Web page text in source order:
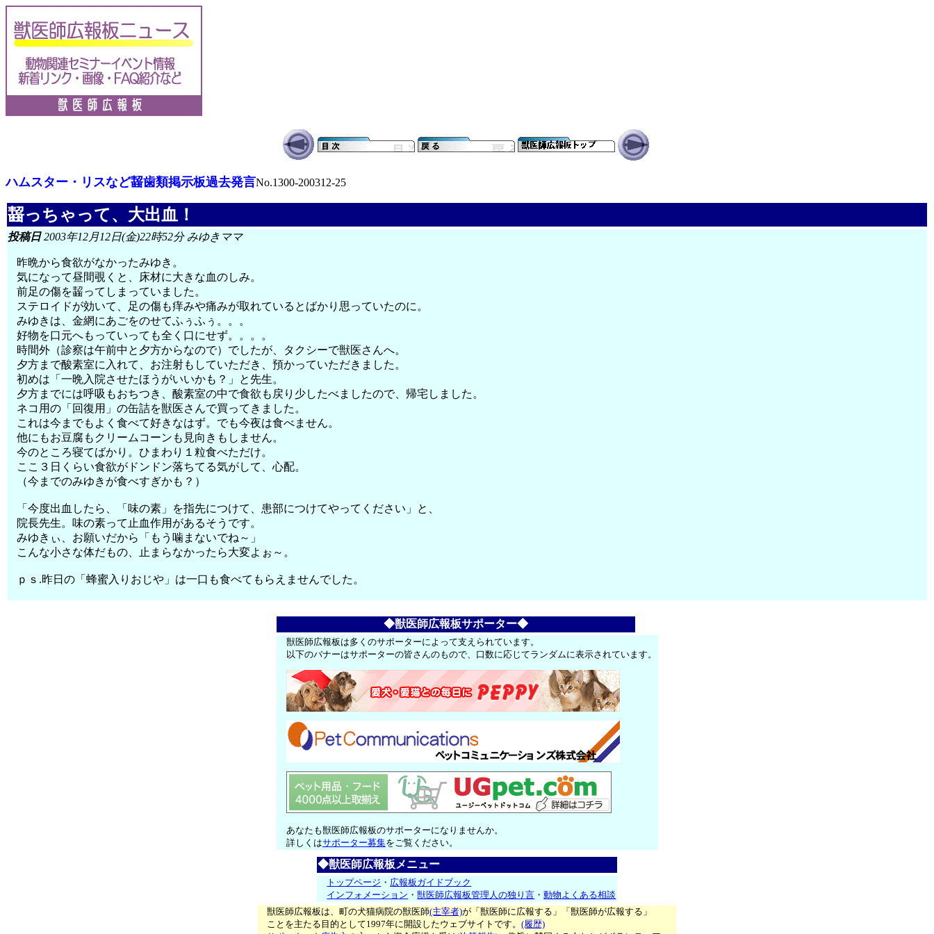
ハムスター・リスなど齧歯類掲示板過去発言No.1300-200312-25
齧っちゃって、大出血！
投稿日2003年12月12日(金)22時52分 みゆきママ
昨晩から食欲がなかったみゆき。
気になって昼間覗くと、床材に大きな血のしみ。
前足の傷を齧ってしまっていました。
ステロイドが効いて、足の傷も痒みや痛みが取れているとばかり思っていたのに。
みゆきは、金網にあごをのせてふぅふぅ。。。
好物を口元へもっていっても全く口にせず。。。。
時間外（診察は午前中と夕方からなので）でしたが、タクシーで獣医さんへ。
夕方まで酸素室に入れて、お注射もしていただき、預かっていただきました。
初めは「一晩入院させたほうがいいかも？」と先生。
夕方までには呼吸もおちつき、酸素室の中で食欲も戻り少したべましたので、帰宅しました。
ネコ用の「回復用」の缶詰を獣医さんで買ってきました。
これは今までもよく食べて好きなはず。でも今夜は食べません。
他にもお豆腐もクリームコーンも見向きもしません。
今のところ寝てばかり。ひまわり１粒食べただけ。
ここ３日くらい食欲がドンドン落ちてる気がして、心配。
（今までのみゆきが食べすぎかも？）
「今度出血したら、「味の素」を指先につけて、患部につけてやってください」と、
院長先生。味の素って止血作用があるそうです。
みゆきぃ、お願いだから「もう噛まないでね～」
こんな小さな体だもの、止まらなかったら大変よぉ～。
ｐｓ.昨日の「蜂蜜入りおじや」は一口も食べてもらえませんでした。
◆獣医師広報板サポーター◆
獣医師広報板は多くのサポーターによって支えられています。
以下のバナーはサポーターの皆さんのもので、口数に応じてランダムに表示されています。
あなたも獣医師広報板のサポーターになりませんか。
詳しくはサポーター募集をご覧ください。
◆獣医師広報板メニュー
トップページ ・ 広報板ガイドブック
インフォメーション ・獣医師広報板管理人の独り言 ・動物よくある相談
獣医師広報板は、町の犬猫病院の獣医師(主宰者)が「獣医師に広報する」「獣医師が広報する」
ことを主たる目的として1997年に開設したウェブサイトです。(履歴)